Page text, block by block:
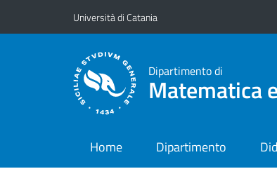
Vai al contenuto principale
Vai al menu di navigazione
Università di Catania
Dipartimento di
Matematica
Home Dipartimento